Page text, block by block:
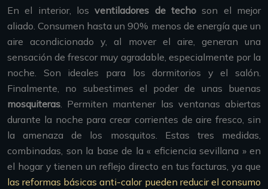
En el interior, losventiladores de techo son el mejor
aliado. Consumen hasta un 90% menos de energía que un
aire acondicionado y, al mover el aire, generan una
sensación de frescor muy agradable, especialmente por la
noche. Son ideales para los dormitorios y el salón.
Finalmente, no subestimes el poder de unas buenas
mosquiteras. Permiten mantener las ventanas abiertas
durante la noche para crear corrientes de aire fresco, sin
la amenaza de los mosquitos. Estas tres medidas,
combinadas, son la base de la « eficiencia sevillana » en
el hogar y tienen un reflejo directo en tus facturas, ya que
las reformas básicas anti-calor pueden reducir el consumo